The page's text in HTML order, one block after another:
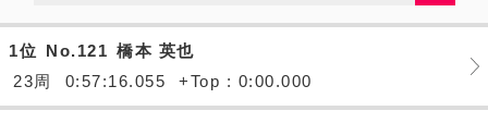
1位 No.121 橋本 英也
23周
0:57:16.055 +Top : 0:00.000